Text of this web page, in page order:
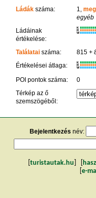
Ládákszáma: 1,
egyéb
Ládáinak
értékelése:
K
R
W
Találataiszáma: 815+
Értékelései átlaga:
K
R
W
POI pontok száma:
0
Térkép az ő
szemszögéből:
Bejelentkezés név:
turistautak.hu
e-